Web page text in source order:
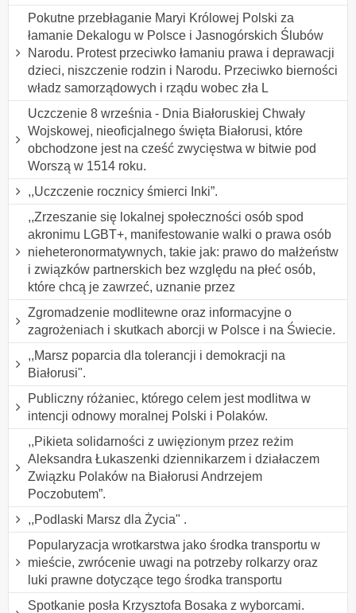
Pokutne przebłaganie Maryi Królowej Polski za
łamanie Dekalogu w Polsce i Jasnogórskich Ślubów
Narodu. Protest przeciwko łamaniu prawa i deprawacji
dzieci, niszczenie rodzin i Narodu. Przeciwko bierności
władz samorządowych i rządu wobec zła L
Uczczenie 8 września - Dnia Białoruskiej Chwały
Wojskowej, nieoficjalnego święta Białorusi, które
obchodzone jest na cześć zwycięstwa w bitwie pod
Worszą w 1514 roku.
,,Uczczenie rocznicy śmierci Inki”.
,,Zrzeszanie się lokalnej społeczności osób spod
akronimu LGBT+, manifestowanie walki o prawa osób
nieheteronormatywnych, takie jak: prawo do małżeństw
i związków partnerskich bez względu na płeć osób,
które chcą je zawrzeć, uznanie przez
Zgromadzenie modlitewne oraz informacyjne o
zagrożeniach i skutkach aborcji w Polsce i na Świecie.
,,Marsz poparcia dla tolerancji i demokracji na
Białorusi".
Publiczny różaniec, którego celem jest modlitwa w
intencji odnowy moralnej Polski i Polaków.
,,Pikieta solidarności z uwięzionym przez reżim
Aleksandra Łukaszenki dziennikarzem i działaczem
Związku Polaków na Białorusi Andrzejem
Poczobutem”.
,,Podlaski Marsz dla Życia" .
Popularyzacja wrotkarstwa jako środka transportu w
mieście, zwrócenie uwagi na potrzeby rolkarzy oraz
luki prawne dotyczące tego środka transportu
Spotkanie posła Krzysztofa Bosaka z wyborcami.